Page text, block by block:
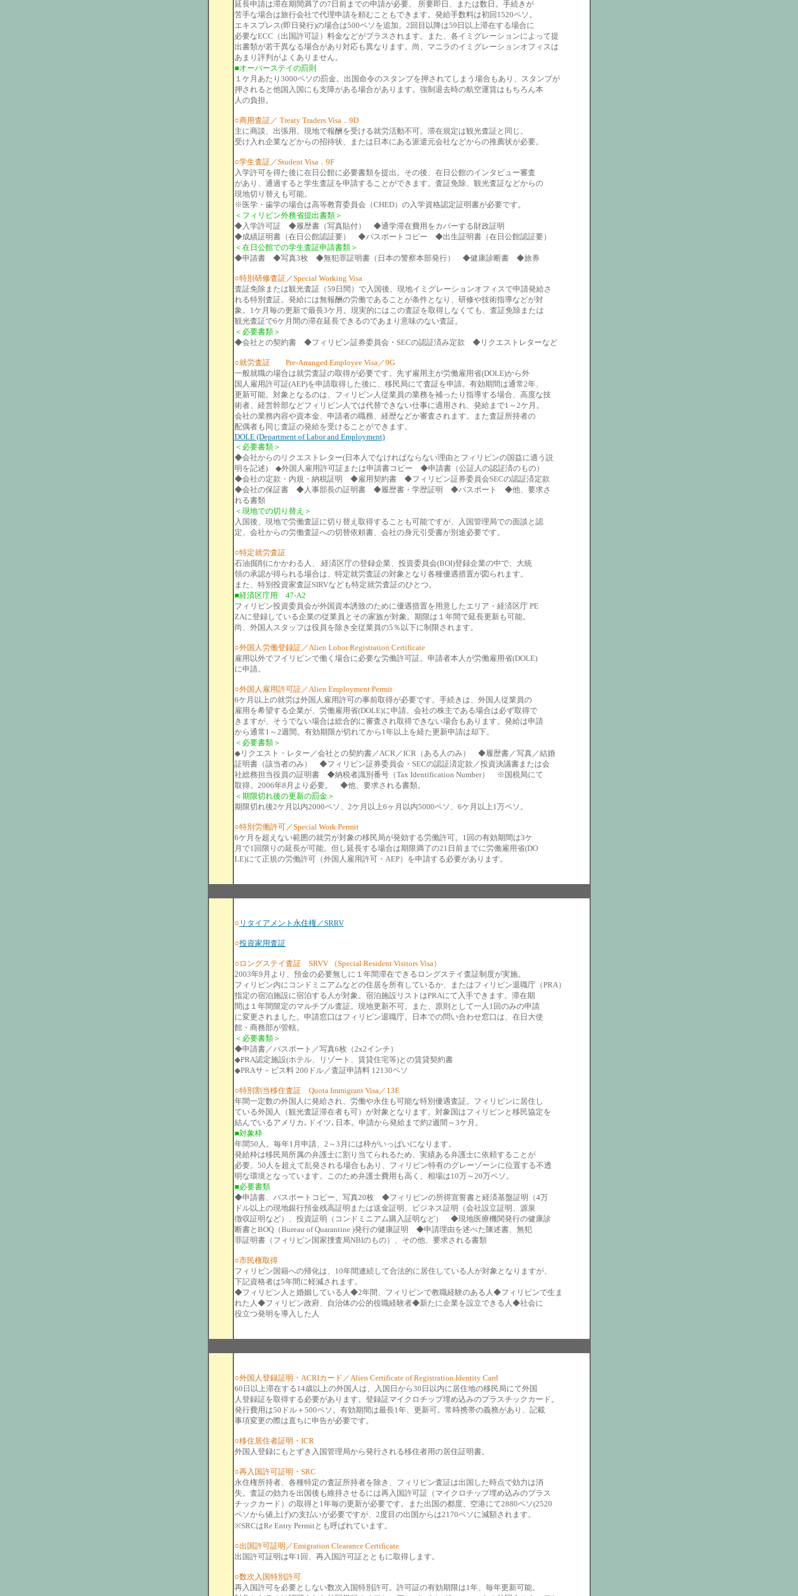
延長申請は滞在期間満了の7日前までの申請が必要。 所要即日、または数日。手続きが
苦手な場合は旅行会社で代理申請を頼むこともできます。発給手数料は初回1520ペソ。
エキスプレス(即日発行)の場合は500ペソを追加。2回目以降は59日以上滞在する場合に
必要なECC（出国許可証）料金などがプラスされます。また、各イミグレーションによって提
出書類が若干異なる場合があり対応も異なります。尚、マニラのイミグレーションオフィスは
あまり評判がよくありません。
■オーバーステイの罰則
１ケ月あたり3000ペソの罰金。出国命令のスタンプを押されてしまう場合もあり、スタンプが
押されると他国入国にも支障がある場合があります。強制退去時の航空運賃はもちろん本
人の負担。
○商用査証／ Treaty Traders Visa．9D
主に商談、出張用。現地で報酬を受ける就労活動不可。滞在規定は観光査証と同じ。
受け入れ企業などからの招待状、または日本にある派遣元会社などからの推薦状が必要。
○学生査証／Student Visa．9F
入学許可を得た後に在日公館に必要書類を提出。その後、在日公館のインタビュー審査
があり、通過すると学生査証を申請することができます。査証免除、観光査証などからの
現地切り替えも可能。
※医学・歯学の場合は高等教育委員会（CHED）の入学資格認定証明書が必要です。
＜フィリピン外務省提出書類＞
◆入学許可証 ◆履歴書（写真貼付） ◆通学滞在費用をカバーする財政証明
◆成績証明書（在日公館認証要） ◆パスポートコピー ◆出生証明書（在日公館認証要）
＜在日公館での学生査証申請書類＞
◆申請書 ◆写真3枚 ◆無犯罪証明書（日本の警察本部発行） ◆健康診断書 ◆旅券
○特別研修査証／Special Working Visa
査証免除または観光査証（59日間）で入国後、現地イミグレーションオフィスで申請発給さ
れる特別査証。発給には無報酬の労働であることが条件となり、研修や技術指導などが対
象。1ケ月毎の更新で最長3ケ月。現実的にはこの査証を取得しなくても、査証免除または
観光査証で6ケ月間の滞在延長できるのであまり意味のない査証。
＜必要書類＞
◆会社との契約書 ◆フィリピン証券委員会・SECの認証済み定款 ◆リクエストレターなど
○就労査証 Pre-Arranged Employee Visa／9G
一般就職の場合は就労査証の取得が必要です。先ず雇用主が労働雇用省(DOLE)から外
国人雇用許可証(AEP)を申請取得した後に、移民局にて査証を申請。有効期間は通常2年、
更新可能。対象となるのは、フィリピン人従業員の業務を補ったり指導する場合、高度な技
術者、経営幹部などフィリピン人では代替できない仕事に適用され、発給まで1～2ケ月。
会社の業務内容や資本金、申請者の職務、経歴などか審査されます。また査証所持者の
配偶者も同じ査証の発給を受けることができます。
DOLE (Department of Labor and Employment)
＜必要書類＞
◆会社からのリクエストレター(日本人でなければならない理由とフィリピンの国益に適う説
明を記述) ◆外国人雇用許可証または申請書コピー ◆申請書（公証人の認証済のもの）
◆会社の定款・内規・納税証明 ◆雇用契約書 ◆フィリピン証券委員会SECの認証済定款
◆会社の保証書 ◆人事部長の証明書 ◆履歴書・学歴証明 ◆パスポート ◆他、要求さ
れる書類
＜現地での切り替え＞
入国後、現地で労働査証に切り替え取得することも可能ですが、入国管理局での面談と認
定、会社からの労働査証への切替依頼書、会社の身元引受書が別途必要です。
○特定就労査証
石油掘削にかかわる人、.経済区庁の登録企業、投資委員会(BOI)登録企業の中で、大統
領の承認が得られる場合は、特定就労査証の対象となり各種優遇措置が図られます。
また、特別投資家査証SIRVなども特定就労査証のひとつ。
■経済区庁用 47-A2
フィリピン投資委員会が外国資本誘致のために優遇措置を用意したエリア・経済区庁 PE
ZAに登録している企業の従業員とその家族が対象。期限は１年間で延長更新も可能。
尚、外国人スタッフは役員を除き全従業員の5％以下に制限されます。
○外国人労働登録証／Alien Lobor Registration Certificate
雇用以外でフイリピンで働く場合に必要な労働許可証。申請者本人が労働雇用省(DOLE)
に申請。
○外国人雇用許可証／Alien Employment Permit
6ケ月以上の就労は外国人雇用許可の事前取得が必要です。手続きは、外国人従業員の
雇用を希望する企業が、労働雇用省(DOLE)に申請。会社の株主である場合は必ず取得で
きますが、そうでない場合は総合的に審査され取得できない場合もあります。発給は申請
から通常1～2週間。有効期限が切れてから1年以上を経た更新申請は却下。
＜必要書類＞
◆リクエスト・レター／会社との契約書／ACR／ICR（ある人のみ） ◆履歴書／写真／結婚
証明書（該当者のみ） ◆フィリピン証券委員会・SECの認証済定款／投資決議書または会
社総務担当役員の証明書 ◆納税者識別番号（Tax Identification Number） ※国税局にて
取得。2006年8月より必要。 ◆他、要求される書類。
＜期限切れ後の更新の罰金＞
期限切れ後2ケ月以内2000ペソ、2ケ月以上6ヶ月以内5000ペソ、6ケ月以上1万ペソ。
○特別労働許可／Special Work Permit
6ケ月を超えない範囲の就労が対象の移民局が発効する労働許可。1回の有効期間は3ケ
月で1回限りの延長が可能。但し延長する場合は期限満了の21日前までに労働雇用省(DO
LE)にて正規の労働許可（外国人雇用許可・AEP）を申請する必要があります。
○ リタイアメント永住権／SRRV
○投資家用査証
○ロングステイ査証 SRVV （Special Resident Visitors Visa）
2003年9月より、預金の必要無しに１年間滞在できるロングステイ査証制度が実施。
フィリピン内にコンドミニアムなどの住居を所有しているか、またはフィリピン退職庁（PRA）
指定の宿泊施設に宿泊する人が対象。宿泊施設リストはPRAにて入手できます。滞在期
間は１年間限定のマルチプル査証。現地更新不可。また、原則として一人1回のみの申請
に変更されました。申請窓口はフィリピン退職庁。日本での問い合わせ窓口は、在日大使
館・商務部が管轄。
＜必要書類＞
◆申請書／パスポート／写真6枚（2x2インチ）
◆PRA認定施設(ホテル、リゾート、賃貸住宅等)との賃貸契約書
◆PRAサ－ビス料 200ドル／査証申請料 12130ペソ
○特別割当移住査証 Quota Immigrant Visa／13E
年間一定数の外国人に発給され、労働や永住も可能な特別優遇査証。フィリピンに居住し
ている外国人（観光査証滞在者も可）が対象となります。対象国はフィリピンと移民協定を
結んでいるアメリカ､ドイツ､日本。申請から発給まで約2週間～3ケ月。
■対象枠
年間50人。毎年1月申請、2～3月には枠がいっぱいになります。
発給枠は移民局所属の弁護士に割り当てられるため、実績ある弁護士に依頼することが
必要。50人を超えて乱発される場合もあり、フィリピン特有のグレーゾーンに位置する不透
明な環境となっています。このため弁護士費用も高く、相場は10万～20万ペソ。
■必要書類
◆申請書、パスポートコピー、写真20枚 ◆フィリピンの所得宣誓書と経済基盤証明（4万
ドル以上の現地銀行預金残高証明または送金証明、ビジネス証明（会社設立証明、源泉
徴収証明など）、投資証明（コンドミニアム購入証明など） ◆現地医療機関発行の健康診
断書とBOQ（Bureau of Quarantine )発行の健康証明 ◆申請理由を述べた陳述書、無犯
罪証明書（フィリピン国家捜査局NBIのもの）、その他、要求される書類
○市民権取得
フィリピン国籍への帰化は、10年間連続して合法的に居住している人が対象となりますが、
下記資格者は5年間に軽減されます。
◆フィリピン人と婚姻している人◆2年間、フィリピンで教職経験のある人◆フィリピンで生ま
れた人◆フィリピン政府、自治体の公的役職経験者◆新たに企業を設立できる人◆社会に
役立つ発明を導入した人
○外国人登録証明・ACRIカード／Alien Certificate of Registration Identity Card
60日以上滞在する14歳以上の外国人は、入国日から30日以内に居住地の移民局にて外国
人登録証を取得する必要があります。登録証マイクロチップ埋め込みのプラスチックカード。
発行費用は50ドル＋500ペソ。有効期間は最長1年、更新可。常時携帯の義務があり、記載
事項変更の際は直ちに申告が必要です。
○移住居住者証明・ICR
外国人登録にもとずき入国管理局から発行される移住者用の居住証明書。
○再入国許可証明・SRC
永住権所持者、各種特定の査証所持者を除き、フィリピン査証は出国した時点で効力は消
失。査証の効力を出国後も維持させるには再入国許可証（マイクロチップ埋め込みのプラス
チックカード）の取得と1年毎の更新が必要です。また出国の都度、空港にて2880ペソ(2520
ペソから値上げ)の支払いが必要ですが、2度目の出国からは2170ペソに減額されます。
※SRCはRe Entry Permitとも呼ばれています。
○出国許可証明／Emigration Clearance Certificate
出国許可証明は年1回、再入国許可証とともに取得します。
○数次入国特別許可
再入国許可を必要としない数次入国特別許可。許可証の有効期限は1年、毎年更新可能。